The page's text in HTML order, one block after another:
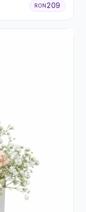
RON209